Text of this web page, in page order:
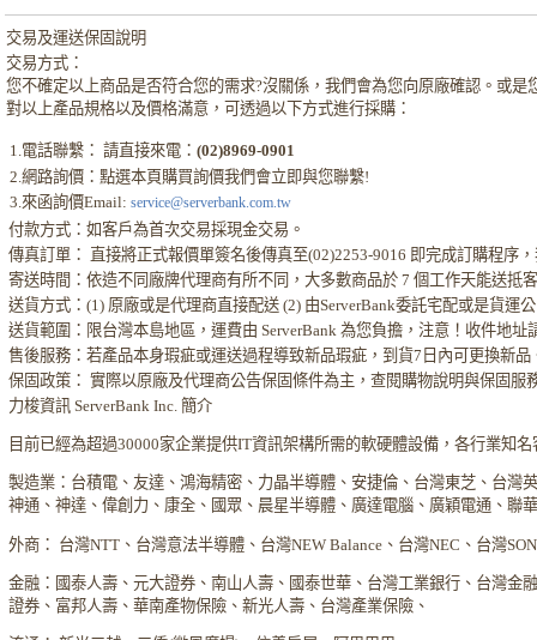
交易及運送保固說明
交易方式：
您不確定以上商品是否符合您的需求?沒關係，我們會為您向原廠確認。或
對以上產品規格以及價格滿意，可透過以下方式進行採購：
1.電話聯繫： 請直接來電：(02)8969-0901
2.網路詢價：點選本頁購買詢價我們會立即與您聯繫!
3.來函詢價Email: service@serverbank.com.tw
付款方式：如客戶為首次交易採現金交易。
傳真訂單： 直接將正式報價單簽名後傳真至(02)2253-9016 即完成訂購程序
寄送時間：依造不同廠牌代理商有所不同，大多數商品於 7 個工作天能送抵
送貨方式：(1) 原廠或是代理商直接配送 (2) 由ServerBank委託宅配或是貨運
送貨範圍：限台灣本島地區，運費由 ServerBank 為您負擔，注意！收件地址
售後服務：若產品本身瑕疵或運送過程導致新品瑕疵，到貨7日內可更換新品
保固政策： 實際以原廠及代理商公告保固條件為主，查閱購物說明與保固服
力梭資訊 ServerBank Inc. 簡介
目前已經為超過30000家企業提供IT資訊架構所需的軟硬體設備，各行業知名
製造業：台積電、友達、鴻海精密、力晶半導體、安捷倫、台灣東芝、台
神通、神達、偉創力、康全、國眾、晨星半導體、廣達電腦、廣穎電通、聯
外商： 台灣NTT、台灣意法半導體、台灣NEW Balance、台灣NEC、台灣
金融：國泰人壽、元大證券、南山人壽、國泰世華、台灣工業銀行、台灣
證券、富邦人壽、華南產物保險、新光人壽、台灣產業保險、